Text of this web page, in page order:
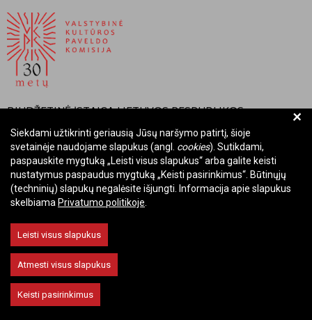
BIUDŽETINĖ ĮSTAIGA LIETUVOS RESPUBLIKOS
VALSTYBINĖ KULTŪROS PAVELDO KOMISIJA
Įmonės kodas: Juridinių asmenų registre 288700520
Adresas: Rūdninkų g. 13, 01135 Vilnius
Telefonas: +370 699 13972
El. paštas: komisija@vkpk.lt
Keisti slapukų nustatymus
+
Siekdami užtikrinti geriausią Jūsų naršymo patirtį, šioje
svetainėje naudojame slapukus (angl. cookies). Sutikdami,
paspauskite mygtuką „Leisti visus slapukus“ arba galite keisti
nustatymus paspaudus mygtuką „Keisti pasirinkimus“. Būtinųjų
(techninių) slapukų negalėsite išjungti. Informacija apie slapukus
skelbiama Privatumo politikoje
Leisti visus slapukus
Atmesti visus slapukus
Keisti pasirinkimus